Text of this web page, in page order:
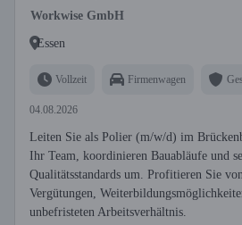
Workwise GmbH
Essen
Vollzeit Firmenwagen
04.08.2026
Leiten Sie als Polier (m/w/d) im
Ihr Team, koordinieren Bauabläufe und
Qualitätsstandards um. Profitieren Sie
Vergütungen,
unbefristeten Arbeitsverhältnis.